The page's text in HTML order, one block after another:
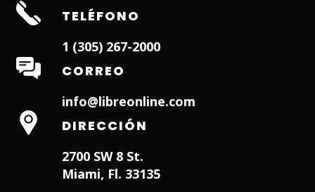
TELÉFONO
1 (305) 267-2000
CORREO
info@libreonline.com
DIRECCIÓN
2700 SW 8 St.
Miami, Fl. 33135